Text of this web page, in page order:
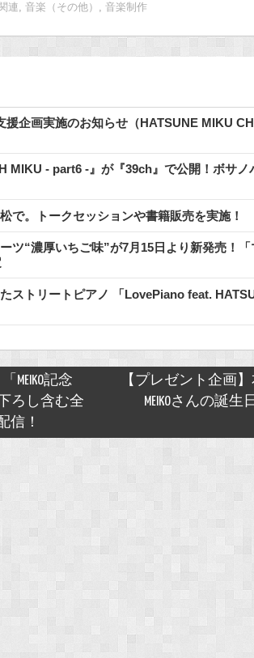
連 ,音楽（その他） ,音楽制作
援企画実施のお知らせ（HATSUNE MIKU
MIKU - part6 -』が『39ch』で公開！ボサノ
で。トークセッションや書籍販売を実施！
ツ“濃厚いちご味”が7月15日より新発売！「
たストリートピアノ 「LovePiano feat.
MEIKO記念
ろし含む全
信！
【プレゼント企画
MEIKOさんの誕